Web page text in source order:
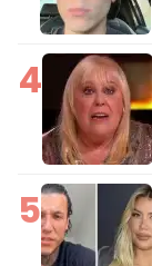
4
5